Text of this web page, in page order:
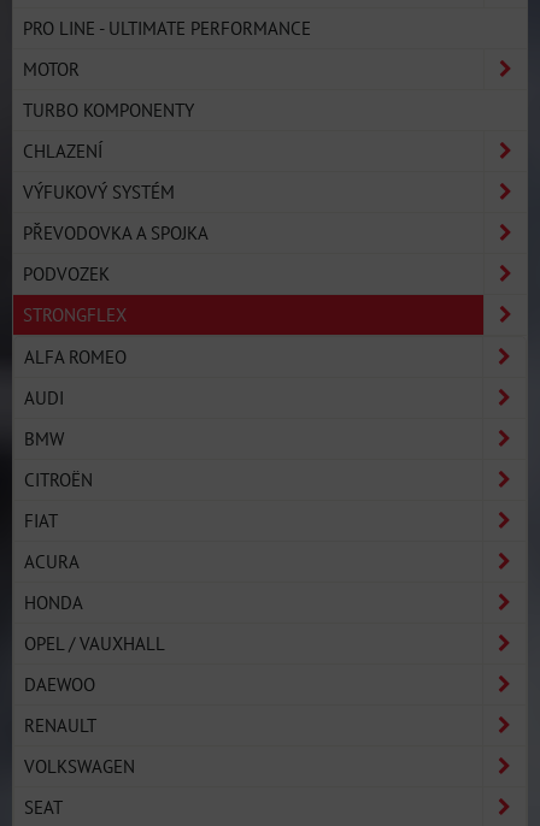
PRO LINE - ULTIMATE PERFORMANCE
MOTOR
TURBO KOMPONENTY
CHLAZENÍ
VÝFUKOVÝ SYSTÉM
PŘEVODOVKA A SPOJKA
PODVOZEK
STRONGFLEX
ALFA ROMEO
AUDI
BMW
CITROËN
FIAT
ACURA
HONDA
OPEL / VAUXHALL
DAEWOO
RENAULT
VOLKSWAGEN
SEAT